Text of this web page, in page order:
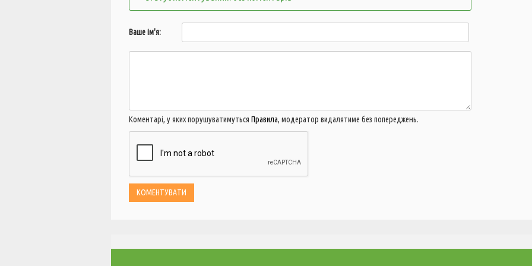
Ваше ім'я:
Коментарі, у яких порушуватимуться Правила, модератор видалятиме без попереджень.